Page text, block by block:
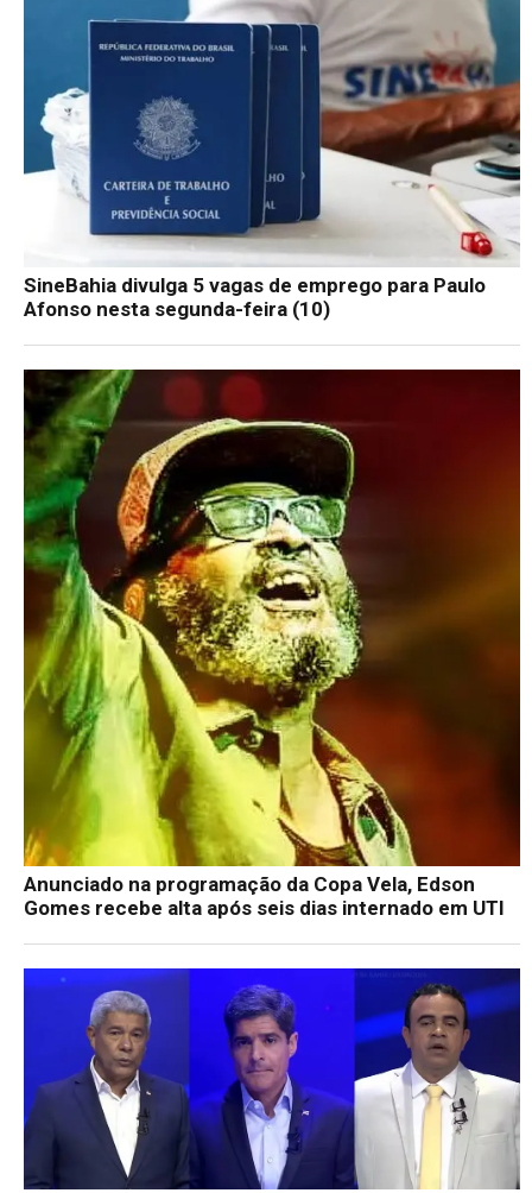
SineBahia divulga 5 vagas de emprego para Paulo
Afonso nesta segunda-feira (10)
Anunciado na programação da Copa Vela, Edson
Gomes recebe alta após seis dias internado em UTI